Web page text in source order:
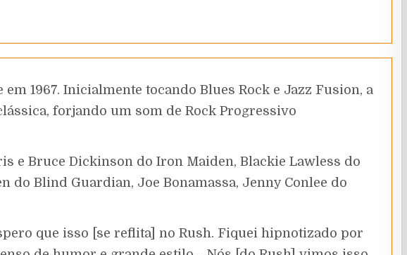
1967. Inicialmente tocando Blues Rock e Jazz Fusion, a
forjando um som de Rock Progressivo
e Bruce Dickinson do Iron Maiden, Blackie Lawless do
do Blind Guardian, Joe Bonamassa, Jenny Conlee do
que isso [se reflita] no Rush. Fiquei hipnotizado por